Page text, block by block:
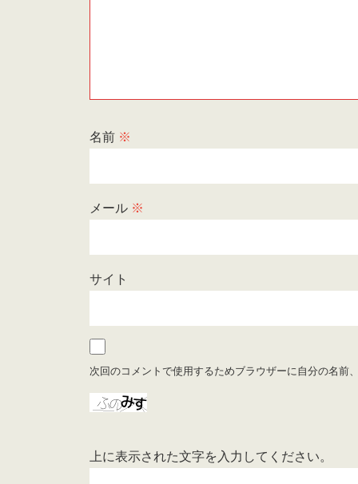
名前 ※
メール ※
サイト
次回のコメントで使用するためブラウザーに自分の名前
上に表示された文字を入力してください。